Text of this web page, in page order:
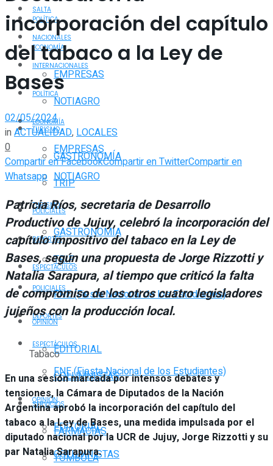
POLÍTICA
ECONOMÍA
EMPRESAS
NOTIAGRO
TURISMO
GASTRONOMÍA
TRIP
POLICIALES
DEPORTES
ESPECTÁCULOS
FNE (Fiesta Nacional de los Estudiantes)
OPINIÓN
EDITORIAL
COLUMNISTAS
SERVICIOS
FARMACIAS
TOMBOLA
SALTA
NACIONALES
INTERNACIONALES
POLÍTICA
ECONOMÍA
EMPRESAS
NOTIAGRO
TURISMO
GASTRONOMÍA
TRIP
POLICIALES
DEPORTES
ESPECTÁCULOS
FNE (Fiesta Nacional de los Estudiantes)
OPINIÓN
EDITORIAL
COLUMNISTAS
incorporación del capítulo
del tabaco a la Ley de
Bases
02/05/2024
inACTUALIDAD,LOCALES
0
Compartir en FacebookCompartir en TwitterCompartir en
Whatsapp
Patricia Ríos, secretaria de Desarrollo
Productivo de Jujuy, celebró la incorporación del
capítulo impositivo del tabaco en la Ley de
Bases, según una propuesta de Jorge Rizzotti y
Natalia Sarapura, al tiempo que criticó la falta
de compromiso de los otros cuatro legisladores
jujeños con la producción local.
Tabaco
En una sesión marcada por intensos debates y
tensiones, la Cámara de Diputados de la Nación
Argentina aprobó la incorporación del capítulo del
tabaco a la Ley de Bases, una medida impulsada por el
diputado nacional por la UCR de Jujuy, Jorge Rizzotti y su
par Natalia Sarapura.